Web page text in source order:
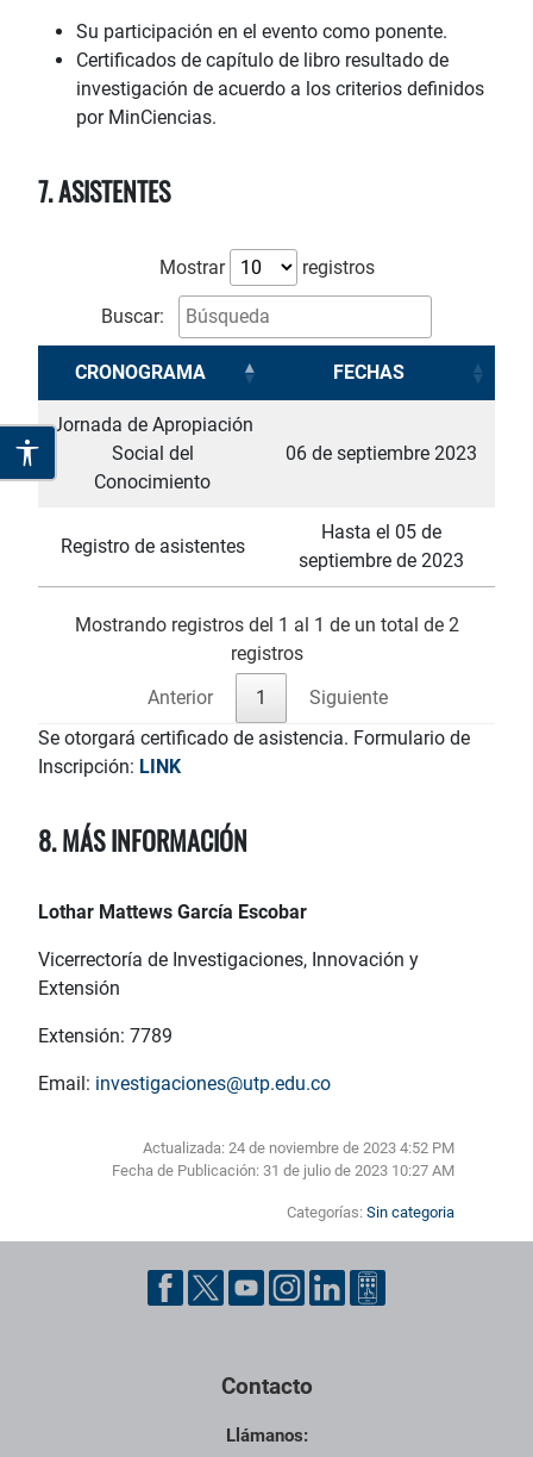
Su participación en el evento como ponente.
Certificados de capítulo de libro resultado de
investigación de acuerdo a los criterios definidos
por MinCiencias.
7. ASISTENTES
Mostrar registros
Buscar:
CRONOGRAMA FECHAS
Jornada de Apropiación
Social del
Conocimiento
06 de septiembre 2023
Registro de asistentes
Hasta el 05 de
septiembre de 2023
Mostrando registros del 1 al 1 de un total de 2
registros
Anterior
1
Siguiente
Se otorgará certificado de asistencia. Formulario de
Inscripción: LINK
8. MÁS INFORMACIÓN
Lothar Mattews García Escobar
Vicerrectoría de Investigaciones, Innovación y
Extensión
Extensión: 7789
Email: investigaciones@utp.edu.co
Actualizada: 24 de noviembre de 2023 4:52 PM
Fecha de Publicación: 31 de julio de 2023 10:27 AM
Categorías: Sin categoria
Contacto
Llámanos: